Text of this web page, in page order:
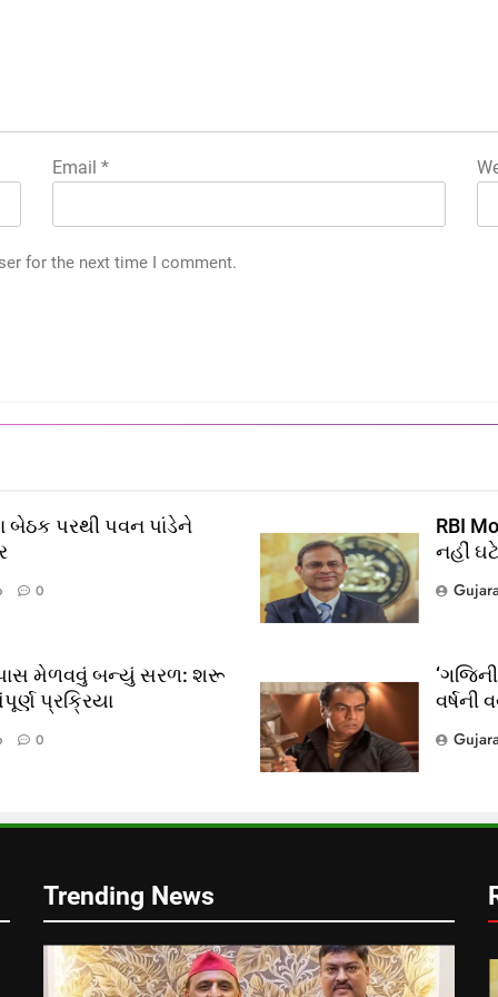
Email*
for the next time I comment.
બેઠક પરથી પવન પાંડેને
0
RBI
નહીં ઘટે
પાસ મેળવવું બન્યું સરળ: શરૂ
પ્રક્રિયા
0
વર્ષની
Trending News